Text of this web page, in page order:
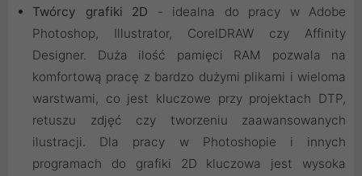
Twórcy grafiki 2D - idealna do pracy w Adobe
Photoshop, Illustrator, CorelDRAW czy Affinity
Designer. Duża ilość pamięci RAM pozwala na
komfortową pracę z bardzo dużymi plikami i wieloma
warstwami, co jest kluczowe przy projektach DTP,
retuszu zdjęć czy tworzeniu zaawansowanych
ilustracji. Dla pracy w Photoshopie i innych
programach do grafiki 2D kluczowa jest wysoka